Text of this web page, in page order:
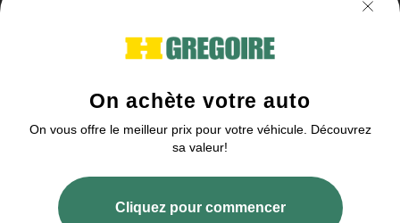
Vous pouvez nous contacter demain
entre 10h et 17h
2003–2026 © HGrégoire, tous droits réservés.